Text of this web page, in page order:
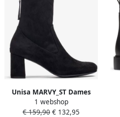
Unisa MARVY_ST Dames
Laarzen BLACK
1 webshop
€ 159,90 € 132,95